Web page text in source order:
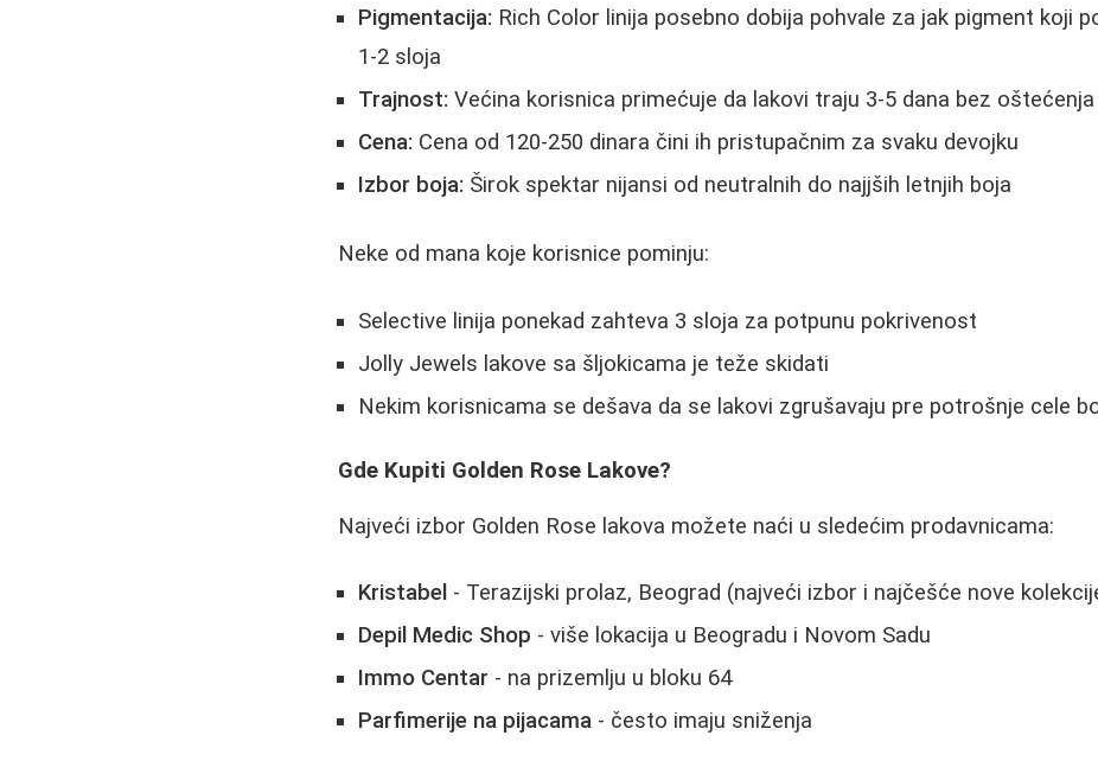
Pigmentacija: Rich Color linija posebno dobija pohvale za jak pigment koji
1-2 sloja
Trajnost: Većina korisnica primećuje da lakovi traju 3-5 dana bez oštećenja
Cena: Cena od 120-250 dinara čini ih pristupačnim za svaku devojku
Izbor boja: Širok spektar nijansi od neutralnih do najjših letnjih boja
Neke od mana koje korisnice pominju:
Selective linija ponekad zahteva 3 sloja za potpunu pokrivenost
Jolly Jewels lakove sa šljokicama je teže skidati
Nekim korisnicama se dešava da se lakovi zgrušavaju pre potrošnje cele
Gde Kupiti Golden Rose Lakove?
Najveći izbor Golden Rose lakova možete naći u sledećim prodavnicama:
Kristabel - Terazijski prolaz, Beograd (najveći izbor i najčešće nove
Depil Medic Shop - više lokacija u Beogradu i Novom Sadu
Immo Centar - na prizemlju u bloku 64
Parfimerije na pijacama - često imaju sniženja